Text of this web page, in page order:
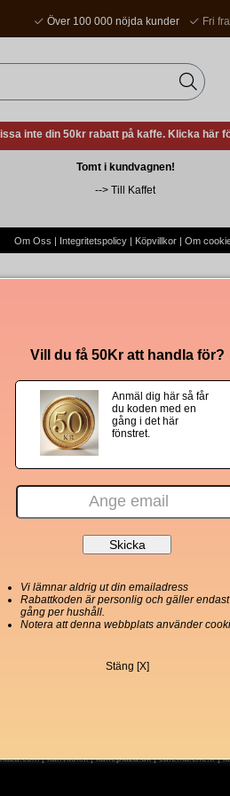
Över 100 000 nöjda kunder Fri
inte din 50kr rabatt på kaffe. Klicka här
Tomt i kundvagnen!
--> Till Kaffet
Om Oss | Integritetspolicy| Köpvillkor| Om
|kahvitori.fi|kaffeplaza.dk|cafemarche.fr|
Vill du få 50Kr att handla för?
Anmäl dig här så får
du koden med en
gång i det här
fönstret.
Vi lämnar aldrig ut din emailadress
Rabattkoden är personlig och gäller
gång per hushåll.
Notera att denna webbplats använder
Stäng [X]